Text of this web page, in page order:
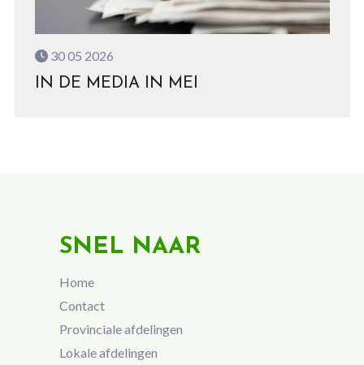
30 05 2026
IN DE MEDIA IN MEI
SNEL NAAR
Home
Contact
Provinciale afdelingen
Lokale afdelingen